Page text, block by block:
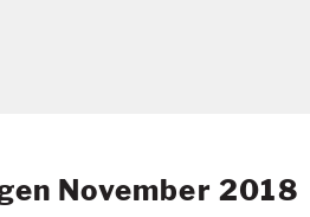
November 2018